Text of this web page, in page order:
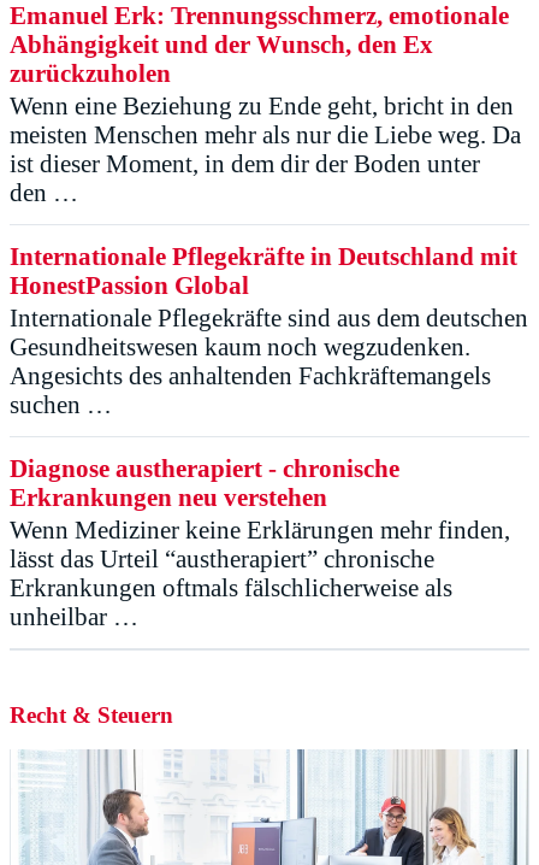
Emanuel Erk: Trennungsschmerz, emotionale
Abhängigkeit und der Wunsch, den Ex
zurückzuholen
Wenn eine Beziehung zu Ende geht, bricht in den
meisten Menschen mehr als nur die Liebe weg. Da
ist dieser Moment, in dem dir der Boden unter
den …
Internationale Pflegekräfte in Deutschland mit
HonestPassion Global
Internationale Pflegekräfte sind aus dem deutschen
Gesundheitswesen kaum noch wegzudenken.
Angesichts des anhaltenden Fachkräftemangels
suchen …
Diagnose austherapiert - chronische
Erkrankungen neu verstehen
Wenn Mediziner keine Erklärungen mehr finden,
lässt das Urteil “austherapiert” chronische
Erkrankungen oftmals fälschlicherweise als
unheilbar …
Recht & Steuern